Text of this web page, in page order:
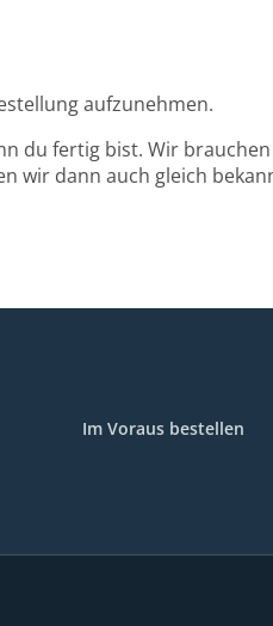
aufzunehmen.
du fertig bist. Wir
wir dann auch gleich
Im Voraus bestellen